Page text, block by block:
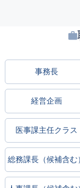
事務長
経営企画
医事課主任クラス
総務課長（候補含む）